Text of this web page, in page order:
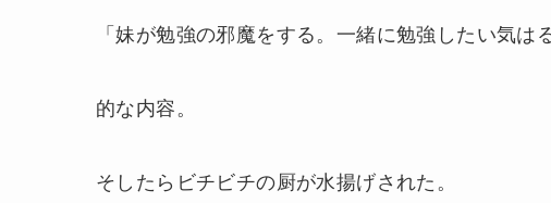
「妹が勉強の邪魔をする。一緒に勉強したい気
的な内容。
そしたらビチビチの厨が水揚げされた。